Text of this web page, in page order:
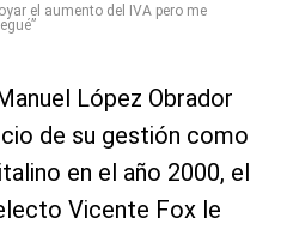
el aumento del IVA pero me
López Obrador
de su gestión como
en el año 2000, el
Vicente Fox le